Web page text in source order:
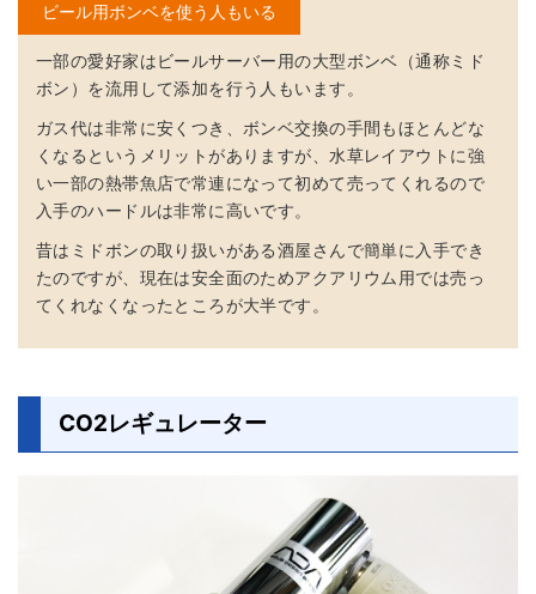
ビール用ボンベを使う人もいる
一部の愛好家はビールサーバー用の大型ボンベ（通称ミド
ボン）を流用して添加を行う人もいます。
ガス代は非常に安くつき、ボンベ交換の手間もほとんどな
くなるというメリットがありますが、水草レイアウトに強
い一部の熱帯魚店で常連になって初めて売ってくれるので
入手のハードルは非常に高いです。
昔はミドボンの取り扱いがある酒屋さんで簡単に入手でき
たのですが、現在は安全面のためアクアリウム用では売っ
てくれなくなったところが大半です。
CO2レギュレーター